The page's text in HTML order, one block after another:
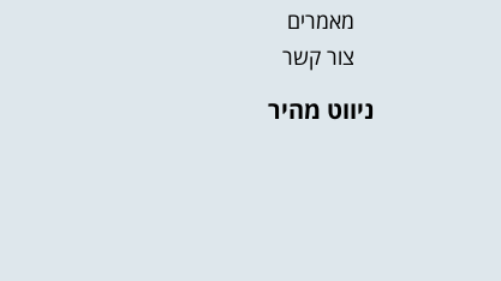
מאמרים
צור קשר
ניווט מהיר